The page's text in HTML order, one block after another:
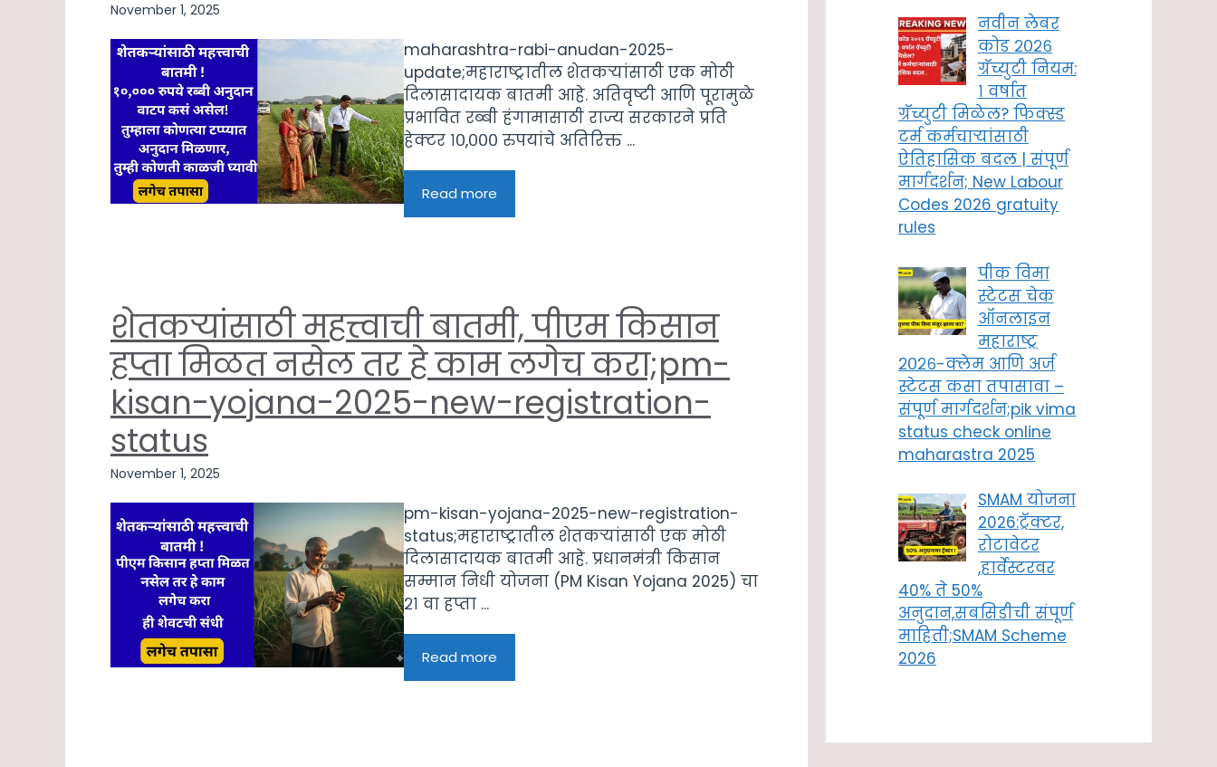
November 1, 2025
maharashtra-rabi-anudan-2025-
update;महाराष्ट्रातील शेतकऱ्यांसाठी एक मोठी
दिलासादायक बातमी आहे. अतिवृष्टी आणि पूरामुळे
प्रभावित रब्बी हंगामासाठी राज्य सरकारने प्रति
हेक्टर १०,००० रुपयांचे अतिरिक्त ...
Read more
शेतकऱ्यांसाठी महत्त्वाची बातमी, पीएम किसान
हप्ता मिळत नसेल तर हे काम लगेच करा;pm-
kisan-yojana-2025-new-registration-
status
November 1, 2025
pm-kisan-yojana-2025-new-registration-
status;महाराष्ट्रातील शेतकऱ्यांसाठी एक मोठी
दिलासादायक बातमी आहे. प्रधानमंत्री किसान
सम्मान निधी योजना (PM Kisan Yojana 2025) चा
२१ वा हप्ता ...
Read more
नवीन लेबर
कोड २०२६
ग्रॅच्युटी नियम:
१ वर्षात
ग्रॅच्युटी मिळेल? फिक्स्ड
टर्म कर्मचाऱ्यांसाठी
ऐतिहासिक बदल | संपूर्ण
मार्गदर्शन; New Labour
Codes 2026 gratuity
rules
पीक विमा
स्टेटस चेक
ऑनलाइन
महाराष्ट्र
२०२६-क्लेम आणि अर्ज
स्टेटस कसा तपासावा –
संपूर्ण मार्गदर्शन;pik vima
status check online
maharastra 2025
SMAM योजना
2026:ट्रॅक्टर,
रोटावेटर
,हार्वेस्टरवर
40% ते 50%
अनुदान,सबसिडीची संपूर्ण
माहिती;SMAM Scheme
2026